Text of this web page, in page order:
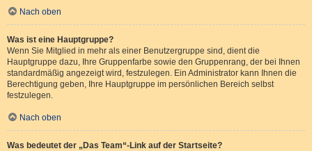
Nach oben
Was ist eine Hauptgruppe?
Wenn Sie Mitglied in mehr als einer Benutzergruppe sind, dient die
Hauptgruppe dazu, Ihre Gruppenfarbe sowie den Gruppenrang, der bei Ihnen
standardmäßig angezeigt wird, festzulegen. Ein Administrator kann Ihnen die
Berechtigung geben, Ihre Hauptgruppe im persönlichen Bereich selbst
festzulegen.
Nach oben
Was bedeutet der „Das Team“-Link auf der Startseite?